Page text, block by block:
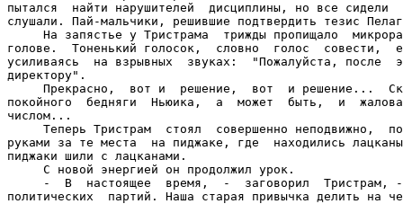
пытался  найти нарушителей  дисциплины, но все сидели
слушали. Пай-мальчики, решившие подтвердить тезис
На запястье у Тристрама  трижды пропищало
голове.  Тоненький голосок,  словно  голос  совести,
усиливаясь  на взрывных  звуках:  "Пожалуйста, после
директору".
Прекрасно,  вот и  решение,  вот  и решение...
покойного  бедняги  Ньюика,  а  может  быть,  и
числом...
Теперь Тристрам  стоял  совершенно неподвижно,
руками за те места  на пиджаке, где  находились
пиджаки шили с лацканами.
     С новой энергией он продолжил урок.
-  В  настоящее  время,  -  заговорил  Тристрам,
политических  партий. Наша старая привычка делить на